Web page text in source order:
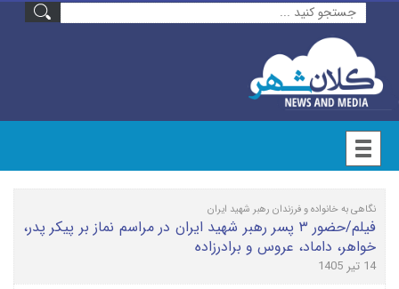
نگاهی به خانواده و فرزندان رهبر شهید ایران
فیلم/حضور ۳ پسر رهبر شهید ایران در مراسم نماز بر پیکر پدر،
خواهر، داماد، عروس و برادرزاده
14 تیر 1405